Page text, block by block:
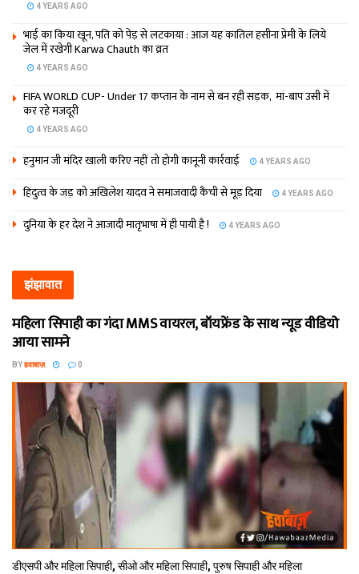
4 YEARS AGO
भाई का किया खून, पति को पेड़ से लटकाया : आज यह कातिल हसीना प्रेमी के लिये
जेल में रखेगी Karwa Chauth का व्रत
4 YEARS AGO
FIFA WORLD CUP- Under 17 कप्‍तान के नाम से बन रही सड़क, मां-बाप उसी में
कर रहे मजदूरी
4 YEARS AGO
हनुमान जी मंदिर खाली करिए नहीं तो होगी कानूनी कार्रवाई 4 YEARS AGO
हिंदुत्व के जड़ को अखिलेश यादव ने समाजवादी कैंची से मूड़ दिया 4 YEARS AGO
दुनिया के हर देश ने आजादी मातृभाषा में ही पायी है ! 4 YEARS AGO
झंझावात
महिला सिपाही का गंदा MMS वायरल, बॉयफ्रेंड के साथ न्यूड वीडियो
आया सामने
BYहवाबाज़ 0
डीएसपी और महिला सिपाही, सीओ और महिला सिपाही, पुरुष सिपाही और महिला